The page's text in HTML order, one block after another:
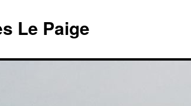
Le Paige